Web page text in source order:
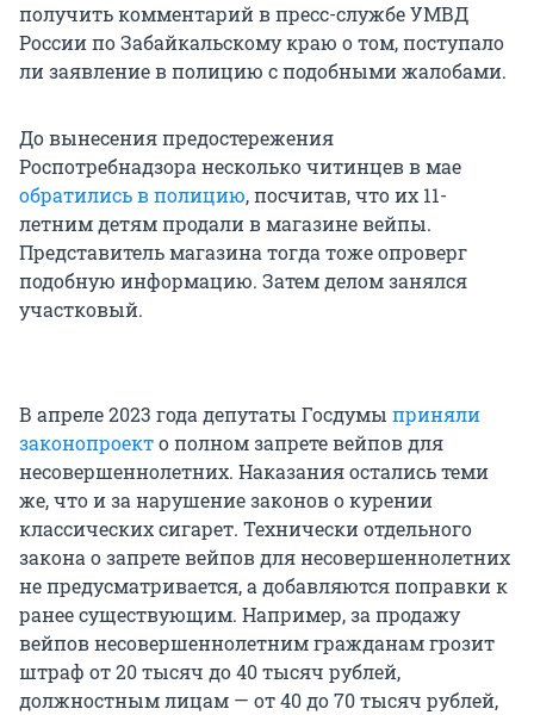
получить комментарий в пресс-службе УМВД
России по Забайкальскому краю о том, поступало
ли заявление в полицию с подобными жалобами.
До вынесения предостережения
Роспотребнадзора несколько читинцев в мае
обратились в полицию, посчитав, что их 11-
летним детям продали в магазине вейпы.
Представитель магазина тогда тоже опроверг
подобную информацию. Затем делом занялся
участковый.
В апреле 2023 года депутаты Госдумы приняли
законопроекто полном запрете вейпов для
несовершеннолетних. Наказания остались теми
же, что и за нарушение законов о курении
классических сигарет. Технически отдельного
закона о запрете вейпов для несовершеннолетних
не предусматривается, а добавляются поправки к
ранее существующим. Например, за продажу
вейпов несовершеннолетним гражданам грозит
штраф от 20 тысяч до 40 тысяч рублей,
должностным лицам — от 40 до 70 тысяч рублей,